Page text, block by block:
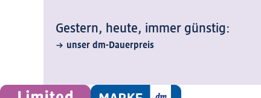
Gestern, heute, immer günstig:
unser dm-Dauerpreis